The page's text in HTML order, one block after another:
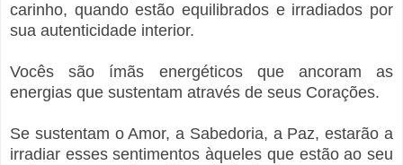
carinho, quando estão equilibrados e irradiados por
sua autenticidade interior.
Vocês são ímãs energéticos que ancoram as
energias que sustentam através de seus Corações.
Se sustentam o Amor, a Sabedoria, a Paz, estarão a
irradiar esses sentimentos àqueles que estão ao seu